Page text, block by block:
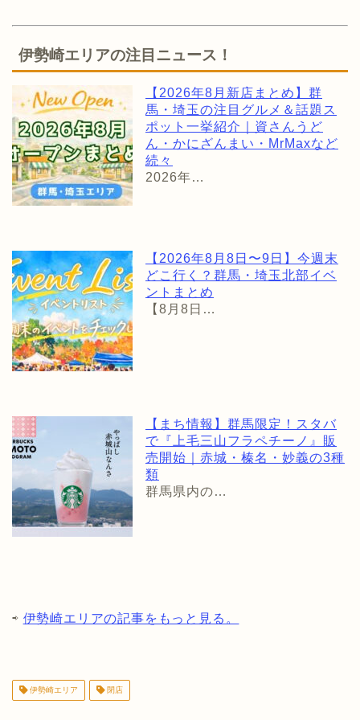
伊勢崎エリアの注目ニュース！
【2026年8月新店まとめ】群
馬・埼玉の注目グルメ＆話題ス
ポット一挙紹介｜資さんうど
ん・かにざんまい・MrMaxなど
続々
2026年…
【2026年8月8日〜9日】今週末
どこ行く？群馬・埼玉北部イベ
ントまとめ
【8月8日…
【まち情報】群馬限定！スタバ
で『上毛三山フラペチーノ』販
売開始｜赤城・榛名・妙義の3種
類
群馬県内の…
⇨ 伊勢崎エリアの記事をもっと見る。
伊勢崎エリア 閉店